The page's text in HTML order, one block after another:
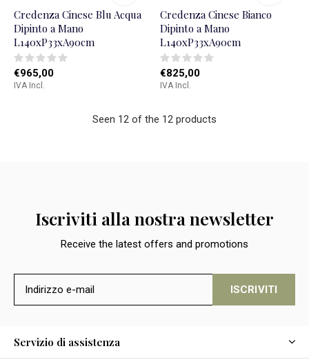
Credenza Cinese Blu Acqua
Dipinto a Mano
L140xP33xA90cm
€965,00
IVA Incl.
Credenza Cinese Bianco
Dipinto a Mano
L140xP33xA90cm
€825,00
IVA Incl.
Seen 12 of the 12 products
Iscriviti alla nostra newsletter
Receive the latest offers and promotions
ISCRIVITI
Servizio di assistenza